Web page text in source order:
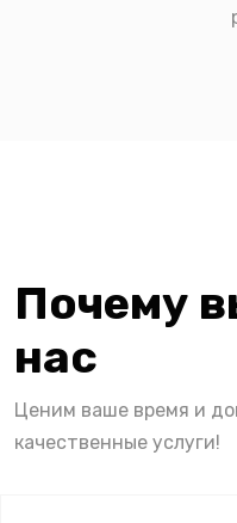
Почему
нас
Ценим ваше время и
качественные услуги!